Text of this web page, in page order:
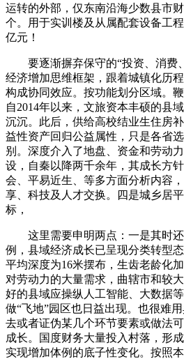
运转的外部，仅东南沿海少数县市
个。用于实训楼及从属配套设备工
亿元！
要逐渐摒弃保守的“投资、消费
经济增加思维框架，跟着城镇化历
构成协同效应。按功能划分区域。
自2014年以来，文旅资本丰硕的县
沉沉。此后，供给高校结业生住房
益性资产回归公益属性，只是各省
别。深度介入了地盘、资金和劳动
设，自秦以降两千余年，其成长方
会、平易近生、等多方面分析内容
享、科技及人才交换。四是城乡居
标，
这里需要申明两点：一是其时还
例，县域经济成长已呈现分类转型
平均深度为16米摆布，生齿老龄化
对劳动力的大量需求，曲辖市和较
好的县域应操纵人工智能、大数据
做“飞地”园区也日益出现。也很难
去或者证伪某几个环节要素或做法
成长。国度财务大量投入村落，形
实现增加体例的底子性变化。按照